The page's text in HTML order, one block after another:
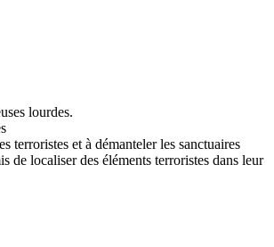
lourdes.
terroristes et à démanteler les sanctuaires
de localiser des éléments terroristes dans leur